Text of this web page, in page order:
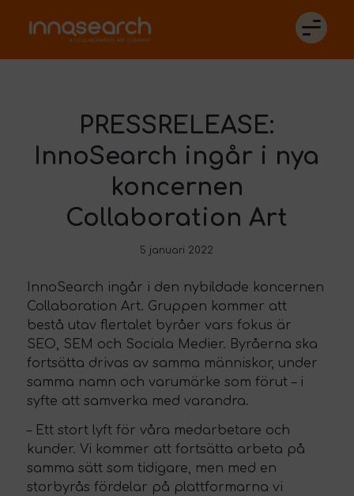
PRESSRELEASE:
InnoSearch ingår i nya
koncernen
Collaboration Art
5 januari 2022
InnoSearch ingår i den nybildade koncernen
Collaboration Art. Gruppen kommer att
bestå utav flertalet byråer vars fokus är
SEO, SEM och Sociala Medier. Byråerna ska
fortsätta drivas av samma människor, under
samma namn och varumärke som förut – i
syfte att samverka med varandra.
– Ett stort lyft för våra medarbetare och
kunder. Vi kommer att fortsätta arbeta på
samma sätt som tidigare, men med en
storbyrås fördelar på plattformarna vi